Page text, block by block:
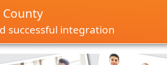
successful integration